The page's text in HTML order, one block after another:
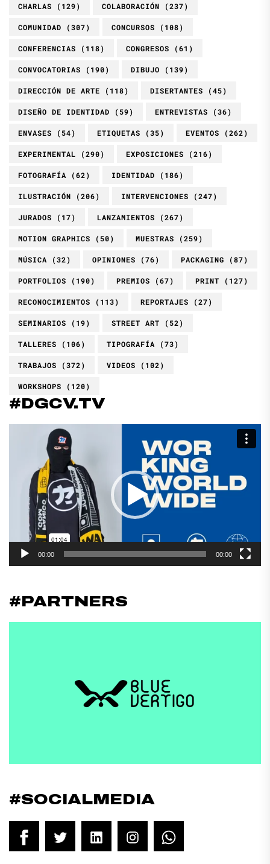
CHARLAS (129) COLABORACIÓN (237)
COMUNIDAD (307) CONCURSOS (108)
CONFERENCIAS (118) CONGRESOS (61)
CONVOCATORIAS (190) DIBUJO (139)
DIRECCIÓN DE ARTE (118) DISERTANTES (45)
DISEÑO DE IDENTIDAD (59) ENTREVISTAS (36)
ENVASES (54) ETIQUETAS (35) EVENTOS (262)
EXPERIMENTAL (290) EXPOSICIONES (216)
FOTOGRAFÍA (62) IDENTIDAD (186)
ILUSTRACIÓN (206) INTERVENCIONES (247)
JURADOS (17) LANZAMIENTOS (267)
MOTION GRAPHICS (50) MUESTRAS (259)
MÚSICA (32) OPINIONES (76) PACKAGING (87)
PORTFOLIOS (190) PREMIOS (67) PRINT (127)
RECONOCIMIENTOS (113) REPORTAJES (27)
SEMINARIOS (19) STREET ART (52)
TALLERES (106) TIPOGRAFÍA (73)
TRABAJOS (372) VIDEOS (102)
WORKSHOPS (120)
#DGCV.TV
Reproductor
00:00 00:00
#PARTNERS
#SOCIALMEDIA
FacebookTwitter LinkedInInstagram